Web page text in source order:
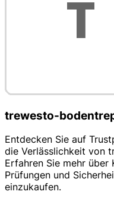
trewesto-
Entdecken Sie auf
die Verlässlichkeit von
Erfahren Sie mehr über
Prüfungen und
einzukaufen.